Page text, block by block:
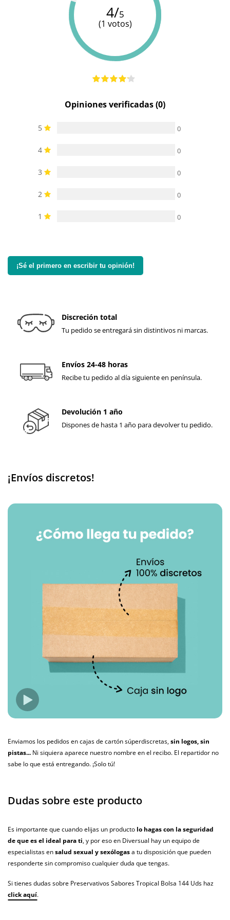
4/5
(1 votos)
Opiniones verificadas (0)
5 0
4 0
3 0
2 0
1 0
¡Sé el primero en escribir tu opinión!
Discreción total
Tu pedido se entregará sin distintivos ni marcas.
Envíos 24-48 horas
Recibe tu pedido al día siguiente en península.
Devolución 1 año
Dispones de hasta 1 año para devolver tu pedido.
¡Envíos discretos!
Enviamos los pedidos en cajas de cartón súperdiscretas,sin logos, sin
pistas... Ni siquiera aparece nuestro nombre en el recibo. El repartidor no
sabe lo que está entregando. ¡Solo tú!
Dudas sobre este producto
Es importante que cuando elijas un producto lo hagas con la seguridad
de que es el ideal para ti, y por eso en Diversual hay un equipo de
especialistas ensalud sexual y sexólogasa tu disposición que pueden
responderte sin compromiso cualquier duda que tengas.
Si tienes dudas sobre Preservativos Sabores Tropical Bolsa 144 Uds haz
click aquí.